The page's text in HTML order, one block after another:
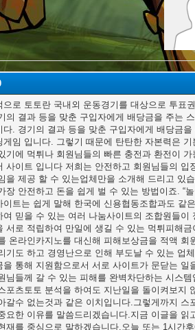
으로 토토란 국내외 운동경기를 대상으로 투표
의 결과 등을 맞춘 구입자에게 배당금을 주는
다. 경기의 결과 등을 맞춘 구입자에게 배당금을
게임 입니다. 그렇기 때문에 탄탄한 자본력은 기
기에 먹튀나 회원님들의 빠른 충전과 환전이 가
사이트 입니다 저희는 안전하고 회원님들의 입
을 제공 할 수 있는업체만을 소개해 드리고 있
장 안전하고 돈을 쉽게 벌 수 있는 방법이죠. “놀
이트는 쉽게 말해 한국에 신용협동조합과도 같
여 믿을 수 있는 여러 나눔사이트의 조합원들이
서로 적립하여 만일에 생길 수 있는 먹튀피해금
온라인카지노를 대신해 피해보상금을 적액 회
기도 하고 경영난으로 인해 부도날 수 있는 업
을 통해 지원함으로서 서로 사이트가 문닫는 일
님들께 갈 수 있는 피해를 완벽차단하는 시스템
포츠토토 분석을 하여도 지난일을 돌이켜보지
갈수 없는것과 같은 이치입니다.그렇게까지 스
요한 이유를 말씀드리겠습니다.지금 이글을 읽
재를 중심으로 말하겠습니다.오늘 또는 1시간